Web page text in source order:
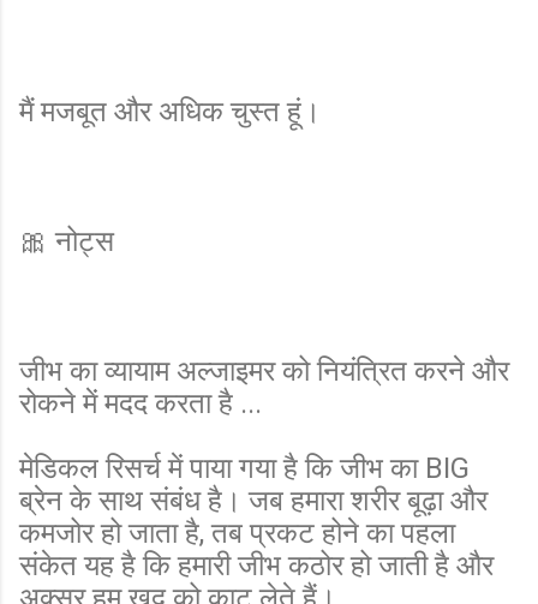
मैं मजबूत और अधिक चुस्त हूं।
🎀 नोट्स
जीभ का व्यायाम अल्जाइमर को नियंत्रित करने और
रोकने में मदद करता है ...
मेडिकल रिसर्च में पाया गया है कि जीभ का BIG
ब्रेन के साथ संबंध है। जब हमारा शरीर बूढ़ा और
कमजोर हो जाता है, तब प्रकट होने का पहला
संकेत यह है कि हमारी जीभ कठोर हो जाती है और